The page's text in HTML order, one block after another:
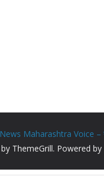
News Maharashtra Voice –
by ThemeGrill. Powered by